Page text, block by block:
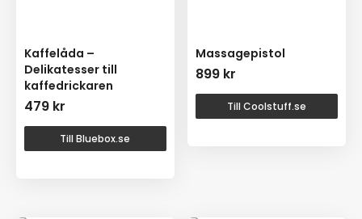
Kaffelåda –
Delikatesser till
kaffedrickaren
479 kr
Till Bluebox.se
Massagepistol
899 kr
Till Coolstuff.se